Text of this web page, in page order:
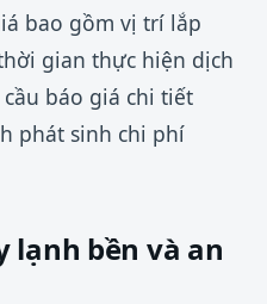
bao gồm vị trí lắp
gian thực hiện dịch
báo giá chi tiết
phát sinh chi phí
lạnh bền và an